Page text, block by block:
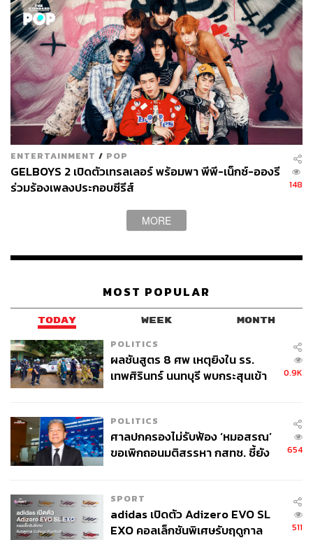
ต้องจัดกระเป๋า” แต่ THE STANDARD POP หวังว่าทุกคนจะ
เตรียมจัดกระเป๋าเข้าร่วมแฟนด้อม และติดตามการเดินทาง
ของรถ BUS คันนี้ไปจนกว่าพวกเขาจะถึงเป้าหมายที่ตั้งเอา
ไว้
ภาพ: 789survival / Facebook
TAGS: T-POP 789SURVIVAL
789 DEBUT GROUP
BUS
ABOUT THE AUTHOR
ธมน ผดุงไทย
Content Creator ผู้เติบโตมากับ Pop Culture
และกำลังหลงใหลในศาสตร์แห่งการเล่าเรื่อง
ENTERTAINMENT / POP
GELBOYS 2 เปิดตัวเทรลเลอร์ พร้อมพา พีพี-เน็กซ์-อองรี
ร่วมร้องเพลงประกอบซีรีส์
148
MORE
MOST POPULAR
TODAY WEEK MONTH
POLITICS
ผลชันสูตร 8 ศพ เหตุยิงใน รร.
เทพศิรินทร์ นนทบุรี พบกระสุนเข้า
0.9K
POLITICS
ศาลปกครองไม่รับฟ้อง ‘หมอสรณ’
ขอเพิกถอนมติสรรหา กสทช. ชี้ยัง
654
SPORT
adidas เปิดตัว Adizero EVO SL
EXO คอลเล็กชันพิเศษรับฤดูกาล
511